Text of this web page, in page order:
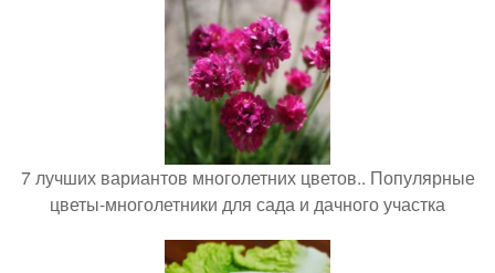
7 лучших вариантов многолетних цветов.. Популярные
цветы-многолетники для сада и дачного участка